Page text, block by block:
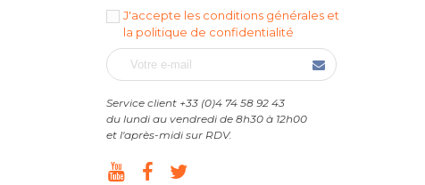
J'accepte les conditions générales et
la politique de confidentialité
Service client +33 (0)4 74 58 92 43
du lundi au vendredi de 8h30 à 12h00
et l'après-midi sur RDV.